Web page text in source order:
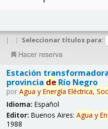
| | Seleccionar títulos para:
Hacer reserva
Estación
provincia deRío Negro
por Agua y Energía Eléctrica,
Idioma: Español
Editor: Buenos Aires: Agua y
1988